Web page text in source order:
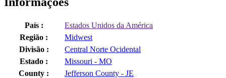
País :
Estados Unidos da América
Região :
Midwest
Divisão :
Central Norte Ocidental
Estado :
Missouri - MO
County :
Jefferson County - JE